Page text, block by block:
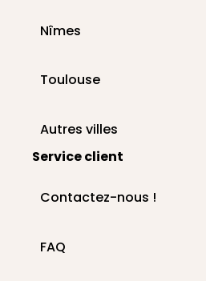
Nîmes
Toulouse
Autres villes
Service client
Contactez-nous !
FAQ